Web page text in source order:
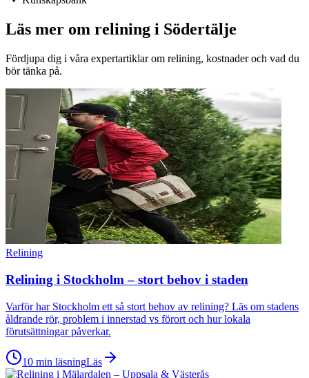
Läs mer om relining i Södertälje
Fördjupa dig i våra expertartiklar om relining, kostnader och vad du
bör tänka på.
Relining
Relining i Stockholm – stort behov i staden
Varför har Stockholm ett så stort behov av relining? Läs om stadens
åldrande rör, problem i innerstad vs förort och hur lokala
förutsättningar påverkar.
10 min läsningLäs